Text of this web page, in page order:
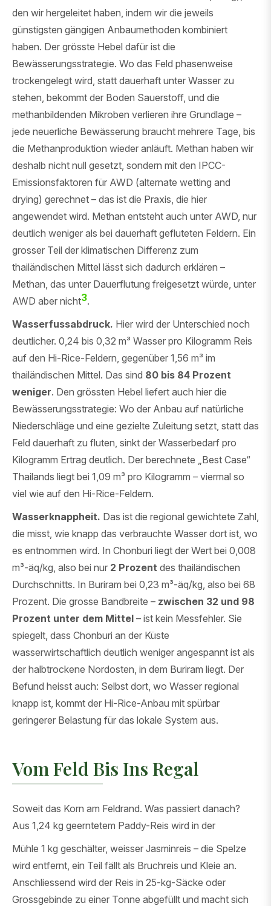
den wir hergeleitet haben, indem wir die jeweils
günstigsten gängigen Anbaumethoden kombiniert
haben. Der grösste Hebel dafür ist die
Bewässerungsstrategie. Wo das Feld phasenweise
trockengelegt wird, statt dauerhaft unter Wasser zu
stehen, bekommt der Boden Sauerstoff, und die
methanbildenden Mikroben verlieren ihre Grundlage –
jede neuerliche Bewässerung braucht mehrere Tage, bis
die Methanproduktion wieder anläuft. Methan haben wir
deshalb nicht null gesetzt, sondern mit den IPCC-
Emissionsfaktoren für AWD (alternate wetting and
drying) gerechnet – das ist die Praxis, die hier
angewendet wird. Methan entsteht auch unter AWD, nur
deutlich weniger als bei dauerhaft gefluteten Feldern. Ein
grosser Teil der klimatischen Differenz zum
thailändischen Mittel lässt sich dadurch erklären –
Methan, das unter Dauerflutung freigesetzt würde, unter
AWD aber nicht3.
Wasserfussabdruck. Hier wird der Unterschied noch
deutlicher. 0,24 bis 0,32 m³ Wasser pro Kilogramm Reis
auf den Hi-Rice-Feldern, gegenüber 1,56 m³ im
thailändischen Mittel. Das sind 80 bis 84 Prozent
weniger. Den grössten Hebel liefert auch hier die
Bewässerungsstrategie: Wo der Anbau auf natürliche
Niederschläge und eine gezielte Zuleitung setzt, statt das
Feld dauerhaft zu fluten, sinkt der Wasserbedarf pro
Kilogramm Ertrag deutlich. Der berechnete „Best Case“
Thailands liegt bei 1,09 m³ pro Kilogramm – viermal so
viel wie auf den Hi-Rice-Feldern.
Wasserknappheit. Das ist die regional gewichtete Zahl,
die misst, wie knapp das verbrauchte Wasser dort ist, wo
es entnommen wird. In Chonburi liegt der Wert bei 0,008
m³-äq/kg, also bei nur 2 Prozent des thailändischen
Durchschnitts. In Buriram bei 0,23 m³-äq/kg, also bei 68
Prozent. Die grosse Bandbreite – zwischen 32 und 98
Prozent unter dem Mittel – ist kein Messfehler. Sie
spiegelt, dass Chonburi an der Küste
wasserwirtschaftlich deutlich weniger angespannt ist als
der halbtrockene Nordosten, in dem Buriram liegt. Der
Befund heisst auch: Selbst dort, wo Wasser regional
knapp ist, kommt der Hi-Rice-Anbau mit spürbar
geringerer Belastung für das lokale System aus.
Vom Feld Bis Ins Regal
Soweit das Korn am Feldrand. Was passiert danach?
Aus 1,24 kg geerntetem Paddy-Reis wird in der
Mühle 1 kg geschälter, weisser Jasminreis – die Spelze
wird entfernt, ein Teil fällt als Bruchreis und Kleie an.
Anschliessend wird der Reis in 25-kg-Säcke oder
Grossgebinde zu einer Tonne abgefüllt und macht sich